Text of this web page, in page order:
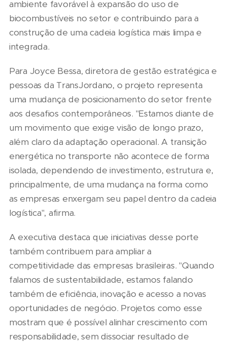
ambiente favorável à expansão do uso de
biocombustíveis no setor e contribuindo para a
construção de uma cadeia logística mais limpa e
integrada.
Para Joyce Bessa, diretora de gestão estratégica e
pessoas da TransJordano, o projeto representa
uma mudança de posicionamento do setor frente
aos desafios contemporâneos. "Estamos diante de
um movimento que exige visão de longo prazo,
além claro da adaptação operacional. A transição
energética no transporte não acontece de forma
isolada, dependendo de investimento, estrutura e,
principalmente, de uma mudança na forma como
as empresas enxergam seu papel dentro da cadeia
logística", afirma.
A executiva destaca que iniciativas desse porte
também contribuem para ampliar a
competitividade das empresas brasileiras. "Quando
falamos de sustentabilidade, estamos falando
também de eficiência, inovação e acesso a novas
oportunidades de negócio. Projetos como esse
mostram que é possível alinhar crescimento com
responsabilidade, sem dissociar resultado de